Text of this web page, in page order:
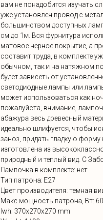
вам не понадобится изучать
уже установлен провод с
большинством доступных
см до 1м. Вся фурнитура
матовое черное покрытие, а
составит труда, в комплекте
обычном, так и на натяжном
будет зависеть от
светодиодные лампы или
может использоваться как
пожалуйста, внимание,
абажура весь древесный
идеально шлифуется, чтобы
заноз, придать гладкую
изготовлена из
природный и теплый вид. C
Лампочка в комплекте: нет
Тип патрона: Е27
Цвет производителя: темная
Макс.мощность патрона, Вт: 60
lwh: 370x270x270 mm